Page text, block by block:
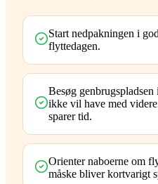
Start nedpakningen i
flyttedagen.
Besøg
ikke vil have med
sparer tid.
Orienter naboerne om
måske bliver kortvarigt